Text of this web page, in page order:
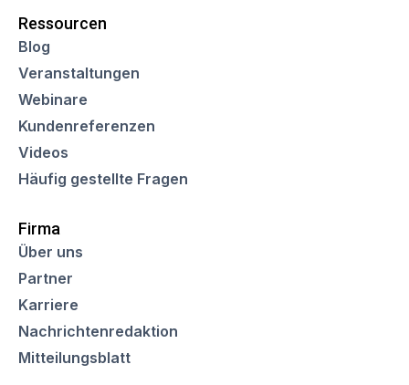
Ressourcen
Blog
Veranstaltungen
Webinare
Kundenreferenzen
Videos
Häufig gestellte Fragen
Firma
Über uns
Partner
Karriere
Nachrichtenredaktion
Mitteilungsblatt